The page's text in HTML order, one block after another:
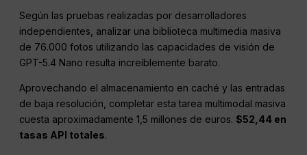
Según las pruebas realizadas por desarrolladores
independientes, analizar una biblioteca multimedia masiva
de 76.000 fotos utilizando las capacidades de visión de
GPT-5.4 Nano resulta increíblemente barato.
Aprovechando el almacenamiento en caché y las entradas
de baja resolución, completar esta tarea multimodal masiva
cuesta aproximadamente 1,5 millones de euros.$52,44 en
tasas API totales.